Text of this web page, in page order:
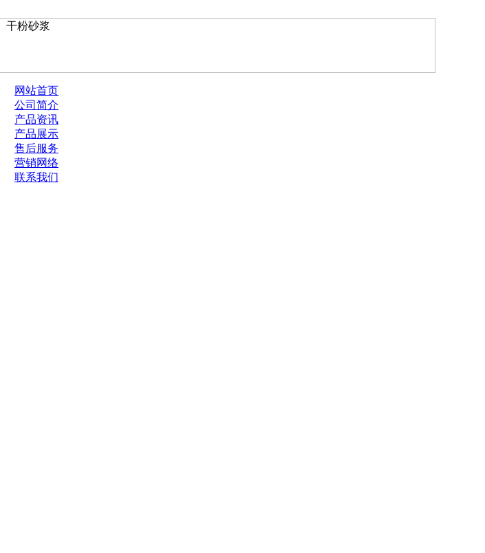
网站首页
公司简介
产品资讯
产品展示
售后服务
营销网络
联系我们